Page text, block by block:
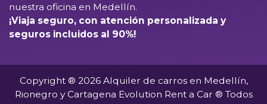
nuestra oficina en Medellín.
¡Viaja seguro, con atención personalizada y
seguros incluidos al 90%!
Copyright ® 2026 Alquiler de carros en Medellín,
Rionegro y Cartagena Evolution Rent a Car ® Todos